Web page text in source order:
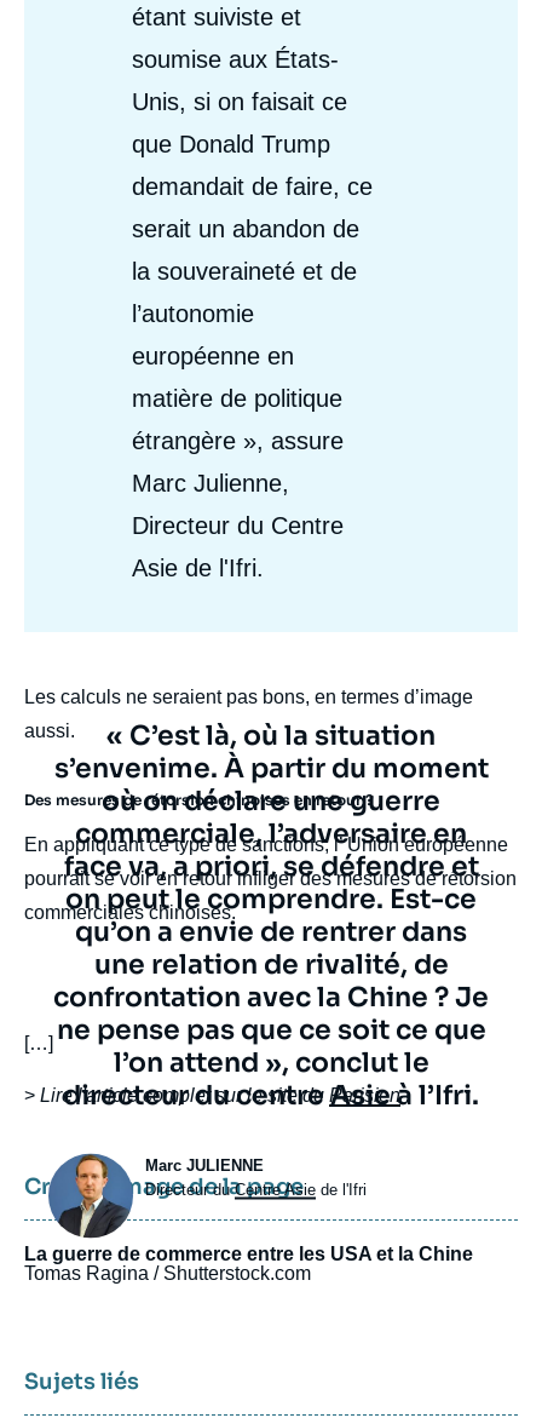
étant suiviste et
soumise aux États-
Unis, si on faisait ce
que Donald Trump
demandait de faire, ce
serait un abandon de
la souveraineté et de
l’autonomie
européenne en
matière de politique
étrangère », assure
Marc Julienne,
Directeur du Centre
Asie de l'Ifri.
body
Les calculs ne seraient pas bons, en termes d’image
aussi.
Des mesures de rétorsion chinoises en retour ?
En appliquant ce type de sanctions, l’ Union européenne
pourrait se voir en retour infliger des mesures de rétorsion
commerciales chinoises.
Texte
citation
« C’est là, où la situation
s’envenime. À partir du moment
où on déclare une guerre
commerciale, l’adversaire en
face va, a priori, se défendre et
on peut le comprendre. Est-ce
qu’on a envie de rentrer dans
une relation de rivalité, de
confrontation avec la Chine ? Je
ne pense pas que ce soit ce que
l’on attend », conclut le
directeur du centre Asie à l’Ifri.
Photo
Marc JULIENNE
Intitulé
Directeur duCentre Asie de l'Ifri
body
[…]
> Lire l'article complet sur le site du Parisien
Crédits image de la page
La guerre de commerce entre les USA et la Chine
Tomas Ragina / Shutterstock.com
Sujets liés